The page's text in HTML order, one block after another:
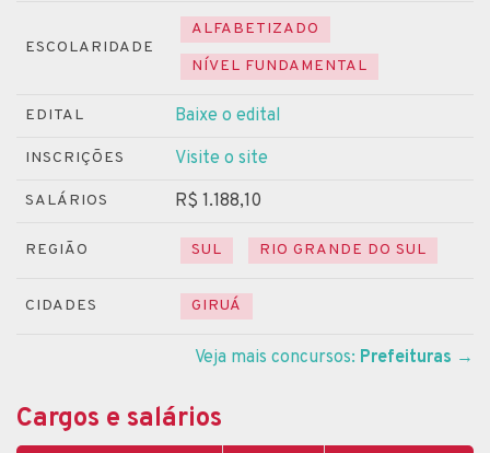
ESCOLARIDADE
ALFABETIZADO
NÍVEL FUNDAMENTAL
EDITAL Baixe o edital
INSCRIÇÕES Visite o site
SALÁRIOS R$ 1.188,10
REGIÃO SUL RIO GRANDE DO SUL
CIDADES GIRUÁ
Veja mais concursos: Prefeituras →
Cargos e salários